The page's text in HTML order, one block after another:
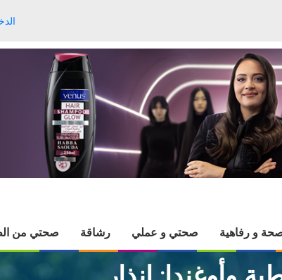
و رفاهية صحتي و عملي رشاقة صحتي من